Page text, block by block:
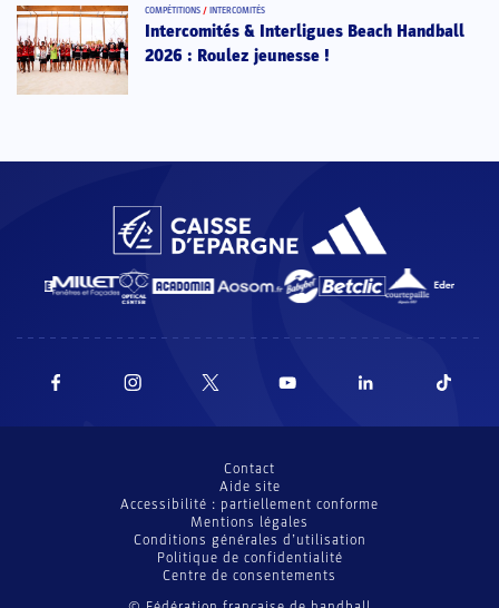
COMPÉTITIONS / INTERCOMITÉS
Intercomités & Interligues Beach Handball
2026 : Roulez jeunesse !
Contact
Aide site
Accessibilité : partiellement conforme
Mentions légales
Conditions générales d’utilisation
Politique de confidentialité
Centre de consentements